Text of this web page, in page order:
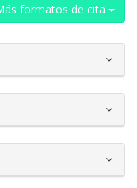
formatos de cita